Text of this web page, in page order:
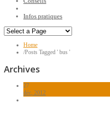
Infos pratiques
Home
/Posts Tagged ' bus '
Archives
27
déc, 2012